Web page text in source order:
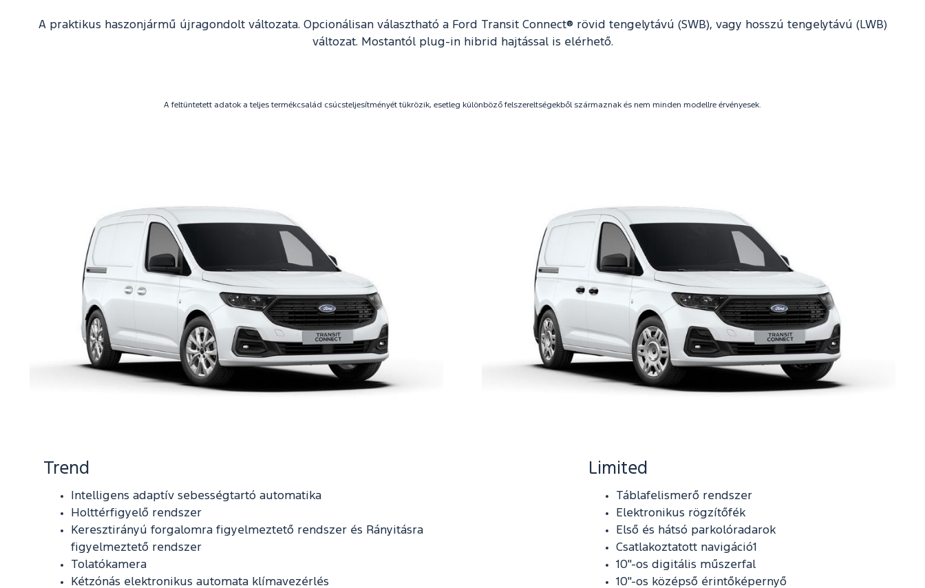
A praktikus haszonjármű újragondolt változata. Opcionálisan választható a Ford Transit Connect® rövid tengelytávú (SWB), vagy hosszú tengelytávú (LWB)
változat. Mostantól plug‑in hibrid hajtással is elérhető.
A feltüntetett adatok a teljes termékcsalád csúcsteljesítményét tükrözik, esetleg különböző felszereltségekből származnak és nem minden modellre érvényesek.
Trend
Intelligens adaptív sebességtartó automatika
Holttérfigyelő rendszer
Keresztirányú forgalomra figyelmeztető rendszer és Rányitásra
figyelmeztető rendszer
Tolatókamera
Kétzónás elektronikus automata klímavezérlés
Limited
Táblafelismerő rendszer
Elektronikus rögzítőfék
Első és hátsó parkolóradarok
Csatlakoztatott navigáció1
10"-os digitális műszerfal
10"-os középső érintőképernyő